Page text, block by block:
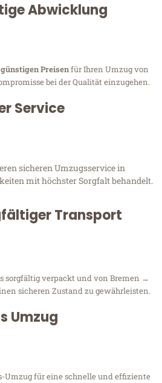
Abwicklung
günstigen Preisenfür Ihren Umzug von
bei der Qualität einzugehen.
Service
sicheren Umzugsservice in
mit höchster Sorgfalt behandelt.
Transport
sorgfältig verpackt und von Bremen →
sicheren Zustand zu gewährleisten.
Umzug
Umzug für eine schnelle und effiziente